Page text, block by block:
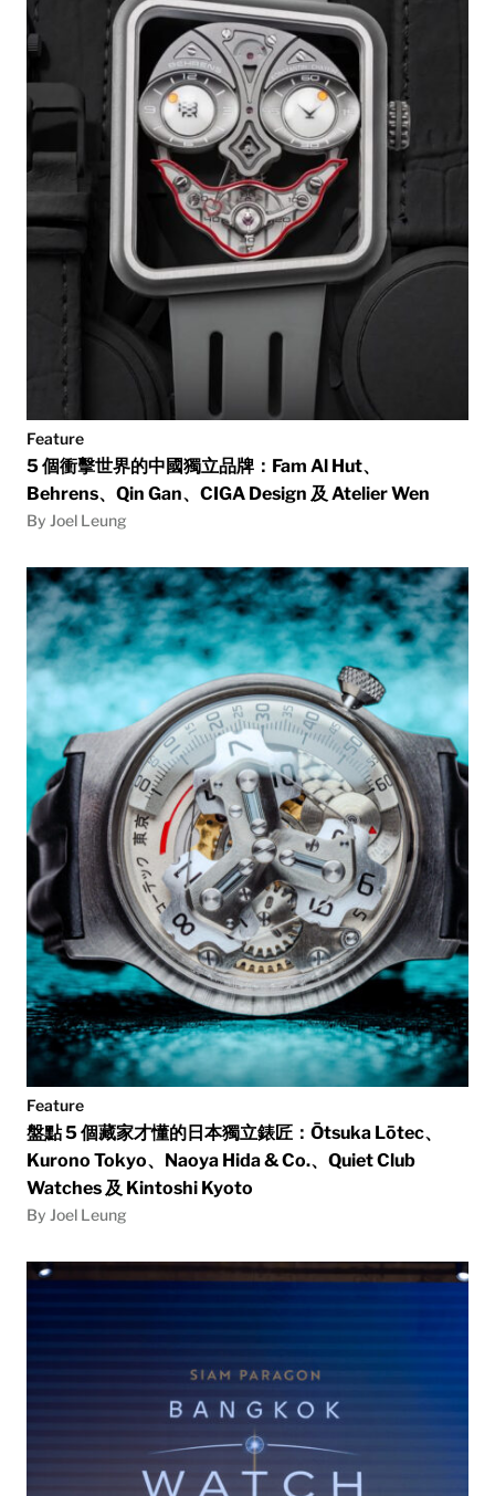
Feature
5 個衝擊世界的中國獨立品牌：Fam Al Hut、
Behrens、Qin Gan、CIGA Design 及 Atelier Wen
By Joel Leung
Feature
盤點 5 個藏家才懂的日本獨立錶匠：Ōtsuka Lōtec、
Kurono Tokyo、Naoya Hida & Co.、Quiet Club
Watches 及 Kintoshi Kyoto
By Joel Leung